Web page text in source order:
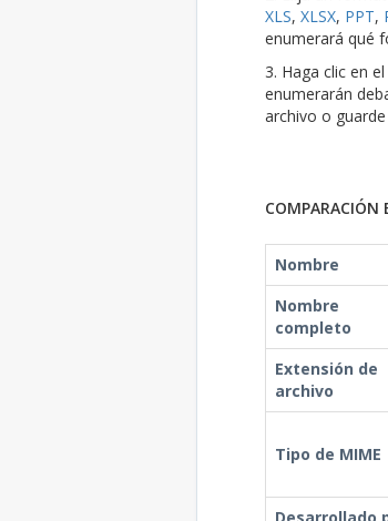
XLS, XLSX, PPT,
enumerará qué
3. Haga clic en
enumerarán
archivo o
COMPARACIÓN
Nombre
Nombre
completo
Extensión de
archivo
Tipo de MIME